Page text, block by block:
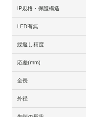
IP規格・保護構造
LED有無
繰返し精度
応差(mm)
全長
外径